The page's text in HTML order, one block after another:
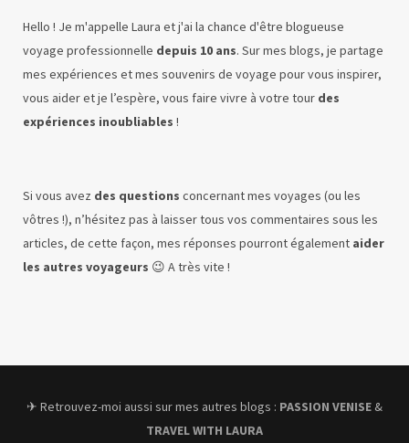
Hello ! Je m'appelle Laura et j'ai la chance d'être blogueuse
voyage professionnelle depuis 10 ans. Sur mes blogs, je partage
mes expériences et mes souvenirs de voyage pour vous inspirer,
vous aider et je l’espère, vous faire vivre à votre tour des
expériences inoubliables !
Si vous avez des questions concernant mes voyages (ou les
vôtres !), n’hésitez pas à laisser tous vos commentaires sous les
articles, de cette façon, mes réponses pourront également aider
les autres voyageurs 😉 A très vite !
✈︎ Retrouvez-moi aussi sur mes autres blogs : PASSION VENISE &
TRAVEL WITH LAURA